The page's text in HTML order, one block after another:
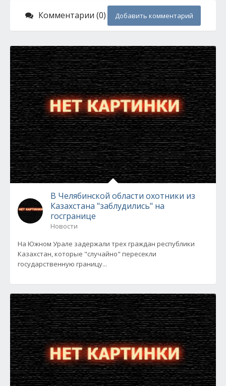
Комментарии (0) Добавить комментарий
В Челябинской области охотники из
Казахстана "заблудились" на
госгранице
Новости
На Южном Урале задержали трех граждан республики
Казахстан, которые "случайно" пересекли
государственную границу...